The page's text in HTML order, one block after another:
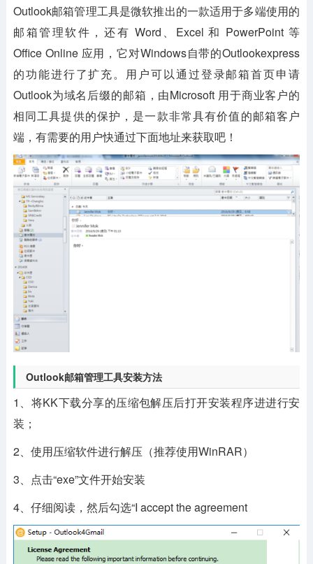
安卓其它
Outlook邮箱管理工具是微软推出的一款适用于多端使用的
邮箱管理软件，还有 Word、Excel 和 PowerPoint 等
Office Online 应用，它对Windows自带的Outlookexpress
的功能进行了扩充。用户可以通过登录邮箱首页申请
Outlook为域名后缀的邮箱，由Microsoft 用于商业客户的
相同工具提供的保护，是一款非常具有价值的邮箱客户
端，有需要的用户快通过下面地址来获取吧！
Outlook邮箱管理工具安装方法
1、将KK下载分享的压缩包解压后打开安装程序进进行安
装；
2、使用压缩软件进行解压（推荐使用WinRAR）
3、点击“exe”文件开始安装
4、仔细阅读，然后勾选“I accept the agreement